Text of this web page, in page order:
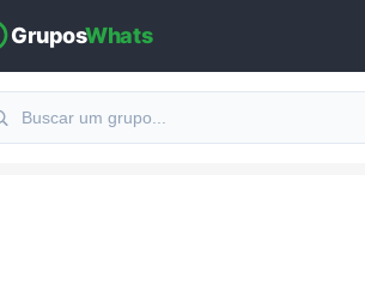
GruposWhats